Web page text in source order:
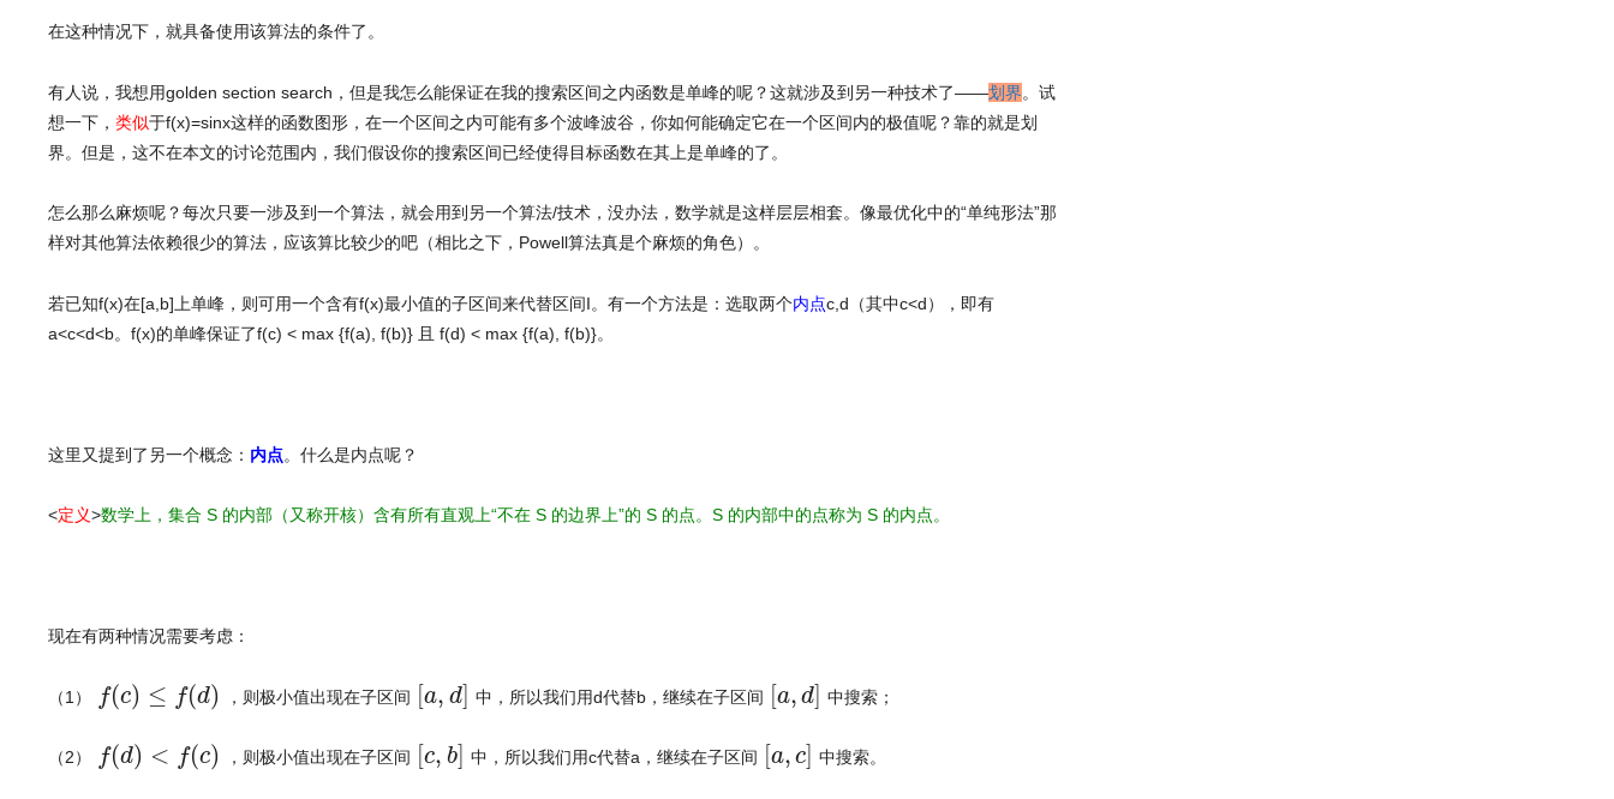
在这种情况下，就具备使用该算法的条件了。
有人说，我想用golden section search，但是我怎么能保证在我的搜索区间之内函数是单峰的呢？这就涉及到另一种技术了——划界。试
想一下， 类似于f(x)=sinx这样的函数图形，在一个区间之内可能有多个波峰波谷，你如何能确定它在一个区间内的极值呢？靠的就是划
界。但是，这不在本文的讨论范围内，我们假设你的搜索区间已经使得目标函数在其上是单峰的了。
怎么那么麻烦呢？每次只要一涉及到一个算法，就会用到另一个算法/技术，没办法，数学就是这样层层相套。像最优化中的“单纯形法”那
样对其他算法依赖很少的算法，应该算比较少的吧（相比之下，Powell算法真是个麻烦的角色）。
若已知f(x)在[a,b]上单峰，则可用一个含有f(x)最小值的子区间来代替区间I。有一个方法是：选取两个内点c,d（其中c<d），即有
a<c<d<b。f(x)的单峰保证了f(c) < max {f(a), f(b)} 且 f(d) < max {f(a), f(b)}。
这里又提到了另一个概念： 内点。什么是内点呢？
<定义>数学上，集合 S 的内部（又称开核）含有所有直观上“不在 S 的边界上”的 S 的点。S 的内部中的点称为 S 的内点。
现在有两种情况需要考虑：
（1） f(c) ≤ f(d)
f(c ) f d) ，则极小值出现在子区间 [a, d]
[ d] 中，所以我们用d代替b，继续在子区间 [a, d]
[ d] 中搜索；
（2） f(d) < f(c)
f(d) f c) ，则极小值出现在子区间 [c, b]
[c ,b 中，所以我们用c代替a，继续在子区间 a, c
[a c] 中搜索。